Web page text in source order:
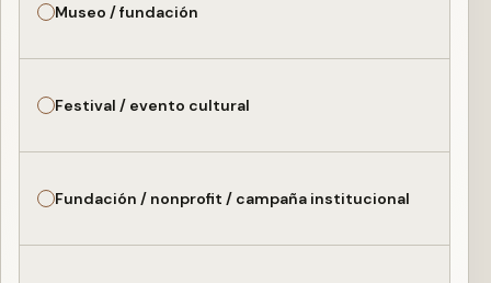
Museo / fundación
Festival / evento cultural
Fundación / nonprofit / campaña institucional